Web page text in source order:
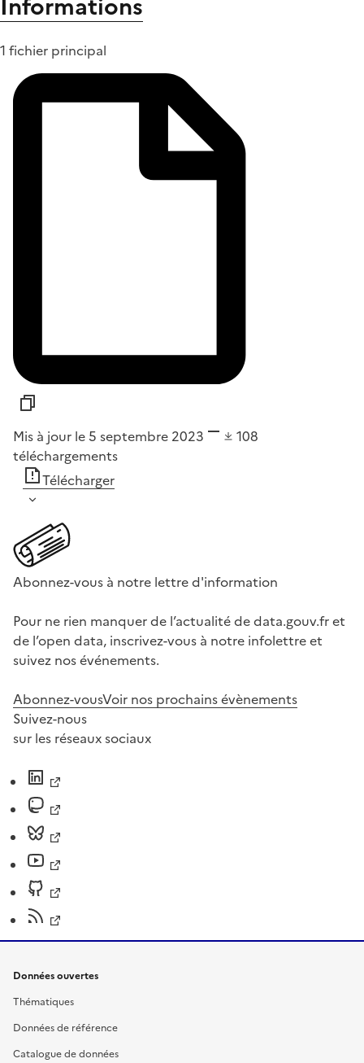
Informations
1 fichier principal
Mis à jour le 5 septembre 2023
108
téléchargements
Télécharger
Abonnez-vous à notre lettre d'information
Pour ne rien manquer de l’actualité de data.gouv.fr et
de l’open data, inscrivez-vous à notre infolettre et
suivez nos événements.
Abonnez-vousVoir nos prochains évènements
Suivez-nous
sur les réseaux sociaux
Données ouvertes
Thématiques
Données de référence
Catalogue de données